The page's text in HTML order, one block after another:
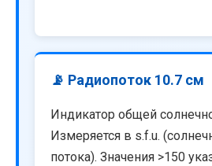
📡 Радиопоток 10.7 см
Индикатор общей
Измеряется в s.f.u.
потока). Значения >150